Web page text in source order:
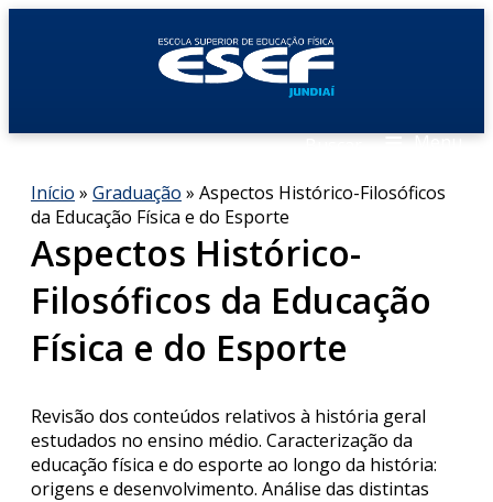
≡ Menu
Início » Graduação » Aspectos Histórico-Filosóficos
da Educação Física e do Esporte
Aspectos Histórico-
Filosóficos da Educação
Física e do Esporte
Revisão dos conteúdos relativos à história geral
estudados no ensino médio. Caracterização da
educação física e do esporte ao longo da história:
origens e desenvolvimento. Análise das distintas